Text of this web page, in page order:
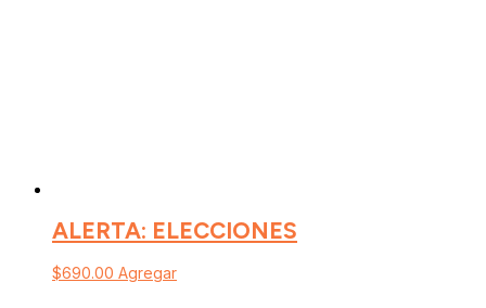
ALERTA: ELECCIONES
$690.00 Agregar